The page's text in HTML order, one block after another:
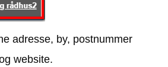
adresse, by, postnummer
website.